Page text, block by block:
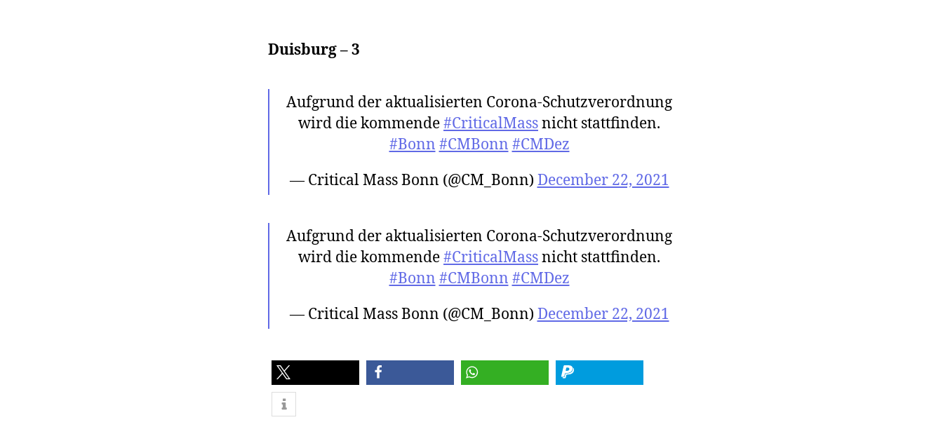
Duisburg – 3
Aufgrund der aktualisierten Corona-Schutzverordnung
wird die kommende#CriticalMassnicht stattfinden.
#Bonn #CMBonn #CMDez
— Critical Mass Bonn (@CM_Bonn) December 22, 2021
Aufgrund der aktualisierten Corona-Schutzverordnung
wird die kommende#CriticalMassnicht stattfinden.
#Bonn #CMBonn #CMDez
— Critical Mass Bonn (@CM_Bonn) December 22, 2021
teilen